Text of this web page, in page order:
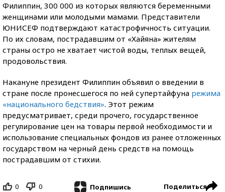
Филиппин, 300 000 из которых являются беременными
женщинами или молодыми мамами. Представители
ЮНИСЕФ подтверждают катастрофичность ситуации.
По их словам, пострадавшим от «Хайяна» жителям
страны остро не хватает чистой воды, теплых вещей,
продовольствия.
Накануне президент Филиппин объявил о введении в
стране после пронесшегося по ней супертайфуна режима
«национального бедствия». Этот режим
предусматривает, среди прочего, государственное
регулирование цен на товары первой необходимости и
использование специальных фондов из ранее отложенных
государством на черный день средств на помощь
пострадавшим от стихии.
0 0 Подпишись Поделиться